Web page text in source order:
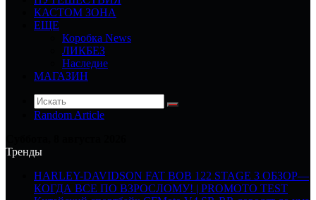
КАСТОМ ЗОНА
ЕЩЕ
Коробка News
ЛИКБЕЗ
Наследие
МАГАЗИН
Random Article
Тренды
HARLEY-DAVIDSON FAT BOB 122 STAGE 3 ОБЗОР—
КОГДА ВСЕ ПО ВЗРОСЛОМУ! | PROMOTO TEST